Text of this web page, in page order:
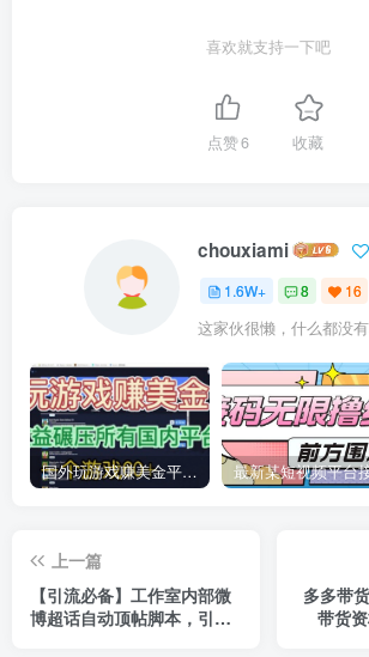
喜欢就支持一下吧
点赞6 收藏
chouxiami
1.6W+ 8 16
这家伙很懒，什么都没
国外玩游戏赚美金平台，一个游戏60+，收益碾压国内所有平台
上一篇
【引流必备】工作室内部微
博超话自动顶帖脚本，引流
多多带
带货